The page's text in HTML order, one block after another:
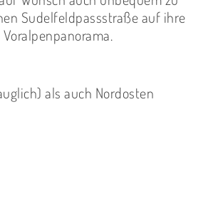
Sudelfeldpassstraße auf ihre
als auch Nordosten